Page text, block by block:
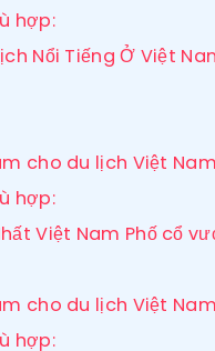
hợp:
Nổi Tiếng Ở Việt
cho du lịch Việt
hợp:
Việt Nam Phố cổ
cho du lịch Việt
hợp: